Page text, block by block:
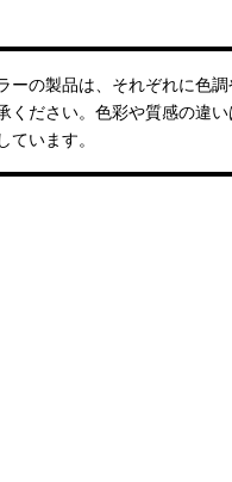
ーの製品は、それぞれに色
ください。色彩や質感の違
います。